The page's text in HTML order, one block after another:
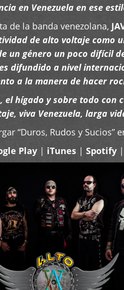
en Venezuela en ese
de la banda venezolana,
de alto voltaje como
un género un poco difícil
difundido a nivel
a la manera de hacer
hígado y sobre todo con
viva Venezuela, larga
“Duros, Rudos y
Play | iTunes | Spotify |